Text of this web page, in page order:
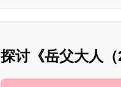
探讨《岳父大人